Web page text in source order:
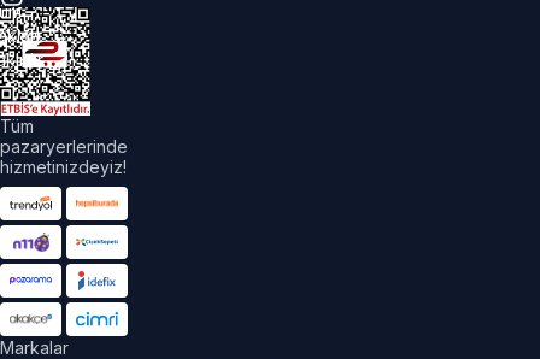
Tüm
pazaryerlerinde
hizmetinizdeyiz!
Markalar